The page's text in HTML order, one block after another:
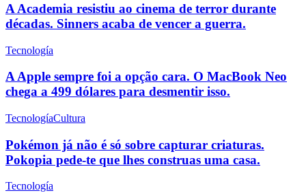
A Academia resistiu ao cinema de terror durante
décadas. Sinners acaba de vencer a guerra.
Tecnología
A Apple sempre foi a opção cara. O MacBook Neo
chega a 499 dólares para desmentir isso.
TecnologíaCultura
Pokémon já não é só sobre capturar criaturas.
Pokopia pede-te que lhes construas uma casa.
Tecnología